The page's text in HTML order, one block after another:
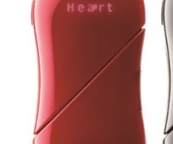
電子設計の基本と応用
エネルギーの専門メディア
建設×テクノロジーの最前線
ちょっと気になるネットの話題